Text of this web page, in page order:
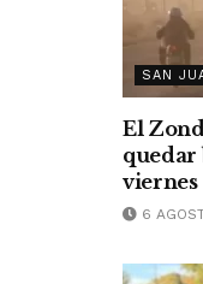
SAN
El
quedar
viernes
6